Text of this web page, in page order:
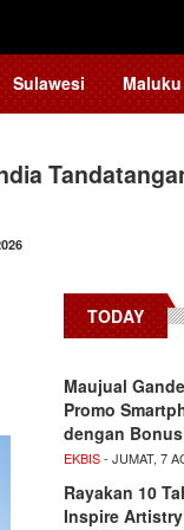
Sulawesi Maluku
TODAY
Maujual
Promo
dengan
EKBIS- JUMAT, 7
Rayakan 10
Inspire